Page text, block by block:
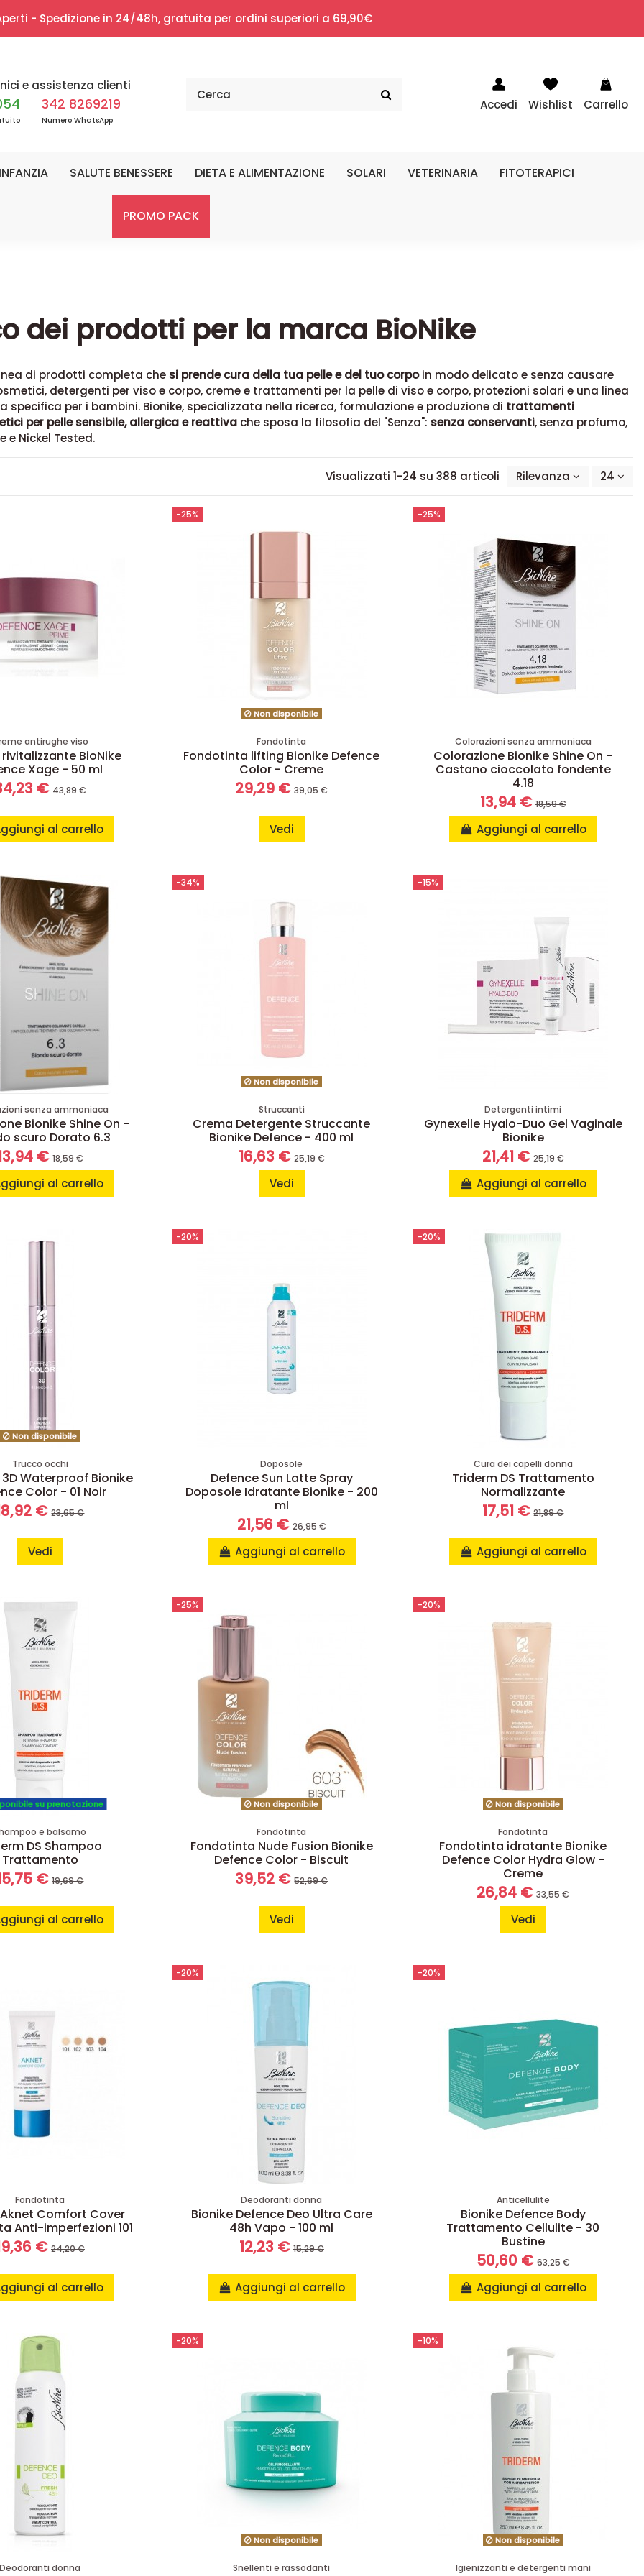
- Spedizione in 24/48h, gratuita per ordini superiori a 69,90€
e assistenza clienti
342 8269219
Numero WhatsApp
Accedi Wishlist Carrello
SALUTE BENESSERE DIETA E ALIMENTAZIONE SOLARI VETERINARIA FITOTERAPICI
PROMO PACK
dei prodotti per la marca BioNike
di prodotti completa che si prende cura della tua pelle e del tuo corpoin modo delicato e senza causare
detergenti per viso e corpo, creme e trattamenti per la pelle di viso e corpo, protezioni solari e una linea
specifica per i bambini. Bionike, specializzata nella ricerca, formulazione e produzione di trattamenti
per pelle sensibile, allergica e reattiva che sposa la filosofia del "Senza": senza conservanti, senza profumo,
e Nickel Tested.
Visualizzati 1-24 su 388 articoli Rilevanza 24
antirughe viso
BioNike
Xage - 50 ml
€ 43,89 €
al carrello
-25%
Non disponibile
Fondotinta
Fondotinta lifting Bionike Defence
Color - Creme
29,29 €39,05 €
Vedi
-25%
Colorazioni senza ammoniaca
Colorazione Bionike Shine On -
Castano cioccolato fondente
4.18
13,94 € 18,59 €
Aggiungi al carrello
senza ammoniaca
Bionike Shine On -
scuro Dorato 6.3
€ 18,59 €
al carrello
-34%
Non disponibile
Struccanti
Crema Detergente Struccante
Bionike Defence - 400 ml
16,63 € 25,19 €
Vedi
-15%
Detergenti intimi
Gynexelle Hyalo-Duo Gel Vaginale
Bionike
21,41 € 25,19 €
Aggiungi al carrello
Non disponibile
Trucco occhi
Waterproof Bionike
Color - 01 Noir
€23,65 €
Vedi
-20%
Doposole
Defence Sun Latte Spray
Doposole Idratante Bionike - 200
ml
21,56 € 26,95 €
Aggiungi al carrello
-20%
Cura dei capelli donna
Triderm DS Trattamento
Normalizzante
17,51 €21,89 €
Aggiungi al carrello
su prenotazione
e balsamo
DS Shampoo
Trattamento
€19,69 €
al carrello
-25%
Non disponibile
Fondotinta
Fondotinta Nude Fusion Bionike
Defence Color - Biscuit
39,52 €52,69 €
Vedi
-20%
Non disponibile
Fondotinta
Fondotinta idratante Bionike
Defence Color Hydra Glow -
Creme
26,84 €33,55 €
Vedi
Fondotinta
Comfort Cover
Anti-imperfezioni 101
€ 24,20 €
al carrello
-20%
Deodoranti donna
Bionike Defence Deo Ultra Care
48h Vapo - 100 ml
12,23 € 15,29 €
Aggiungi al carrello
-20%
Anticellulite
Bionike Defence Body
Trattamento Cellulite - 30
Bustine
50,60 € 63,25 €
Aggiungi al carrello
Deodoranti donna
-20%
Non disponibile
Snellenti e rassodanti
-10%
Non disponibile
Igienizzanti e detergenti mani